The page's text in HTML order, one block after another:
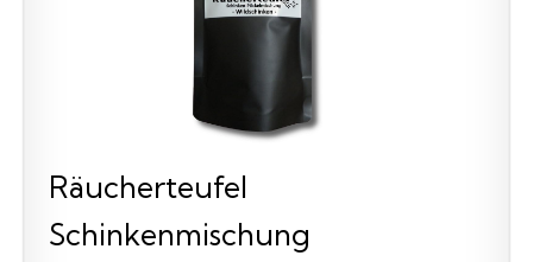
Räucherteufel
Schinkenmischung